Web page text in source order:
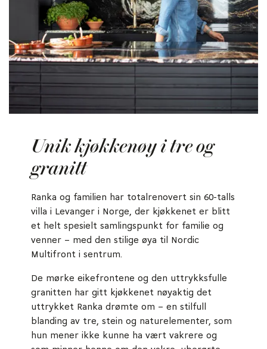
Unik kjøkkenøy i tre og
granitt
Ranka og familien har totalrenovert sin 60-talls
villa i Levanger i Norge, der kjøkkenet er blitt
et helt spesielt samlingspunkt for familie og
venner – med den stilige øya til Nordic
Multifront i sentrum.
De mørke eikefrontene og den uttrykksfulle
granitten har gitt kjøkkenet nøyaktig det
uttrykket Ranka drømte om – en stilfull
blanding av tre, stein og naturelementer, som
hun mener ikke kunne ha vært vakrere og